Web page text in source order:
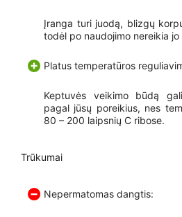
Įranga turi juodą, blizgų
todėl po naudojimo nereikia
Platus temperatūros
Keptuvės veikimo būdą
pagal jūsų poreikius, nes
80 – 200 laipsnių C ribose.
Trūkumai
Nepermatomas dangtis: